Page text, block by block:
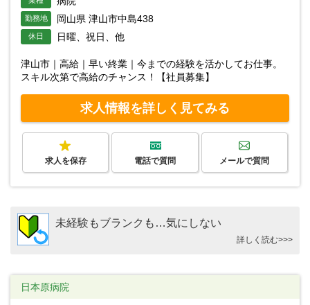
勤務地 岡山県 津山市中島438
休日 日曜、祝日、他
津山市｜高給｜早い終業｜今までの経験を活かしてお仕事。
スキル次第で高給のチャンス！【社員募集】
求人情報を詳しく見てみる
求人を保存 電話で質問 メールで質問
未経験もブランクも…気にしない
詳しく読む>>>
日本原病院